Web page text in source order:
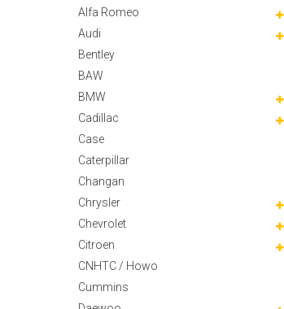
Alfa Romeo
Audi
Bentley
BAW
BMW
Cadillac
Case
Caterpillar
Changan
Chrysler
Chevrolet
Citroen
CNHTC / Howo
Cummins